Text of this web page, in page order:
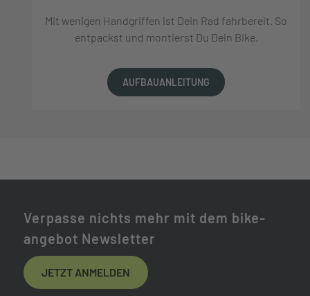
Mit wenigen Handgriffen ist Dein Rad fahrbereit. So
entpackst und montierst Du Dein Bike.
AUFBAUANLEITUNG
Verpasse nichts mehr mit dem bike-
angebot Newsletter
JETZT ANMELDEN